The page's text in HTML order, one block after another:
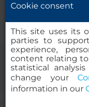
Cookie consent
This site uses its
parties to
experience,
content relating
statistical
change your
information in our